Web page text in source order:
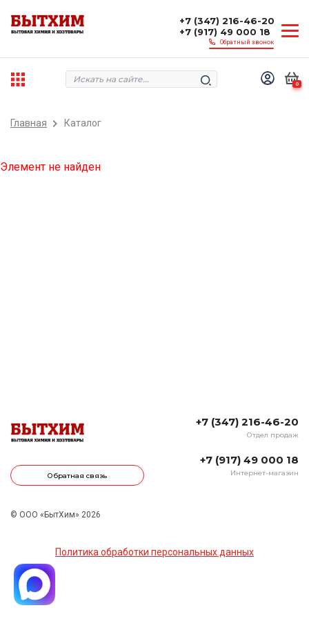
+7 (347) 216-46-20
+7 (917) 49 000 18
Обратный звонок
0
Главная Каталог
Элемент не найден
Обратная связь
+7 (347) 216-46-20
Отдел продаж
+7 (917) 49 000 18
Интернет-магазин
© ООО «БытХим» 2026
Политика обработки персональных данных